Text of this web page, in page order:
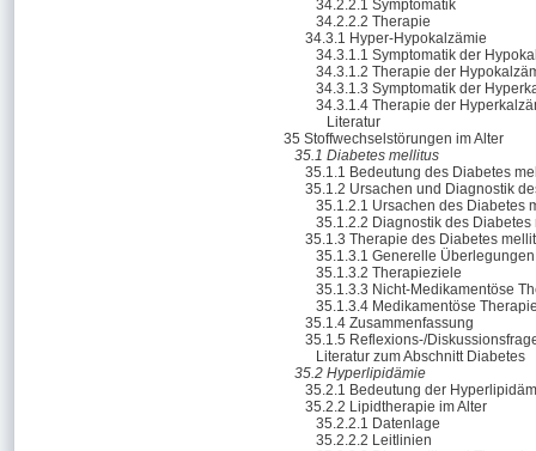
34.2.2.1 Symptomatik
34.2.2.2 Therapie
34.3.1 Hyper-Hypokalzämie
34.3.1.1 Symptomatik der
34.3.1.2 Therapie der
34.3.1.3 Symptomatik der
34.3.1.4 Therapie der
Literatur
35 Stoffwechselstörungen im Alter
35.1 Diabetes mellitus
35.1.1 Bedeutung des Diabetes
35.1.2 Ursachen und Diagnostik
35.1.2.1 Ursachen des Diabetes
35.1.2.2 Diagnostik des Diabetes
35.1.3 Therapie des Diabetes
35.1.3.1 Generelle Überlegungen
35.1.3.2 Therapieziele
35.1.3.3 Nicht-Medikamentöse
35.1.3.4 Medikamentöse
35.1.4 Zusammenfassung
35.1.5 Reflexions-/
Literatur zum Abschnitt Diabetes
35.2 Hyperlipidämie
35.2.1 Bedeutung der
35.2.2 Lipidtherapie im Alter
35.2.2.1 Datenlage
35.2.2.2 Leitlinien